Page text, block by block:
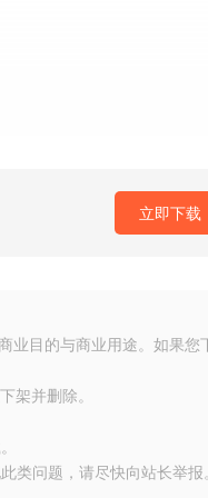
立即下载
业目的与商业用途。如果您
架并删除。
类问题，请尽快向站长举报